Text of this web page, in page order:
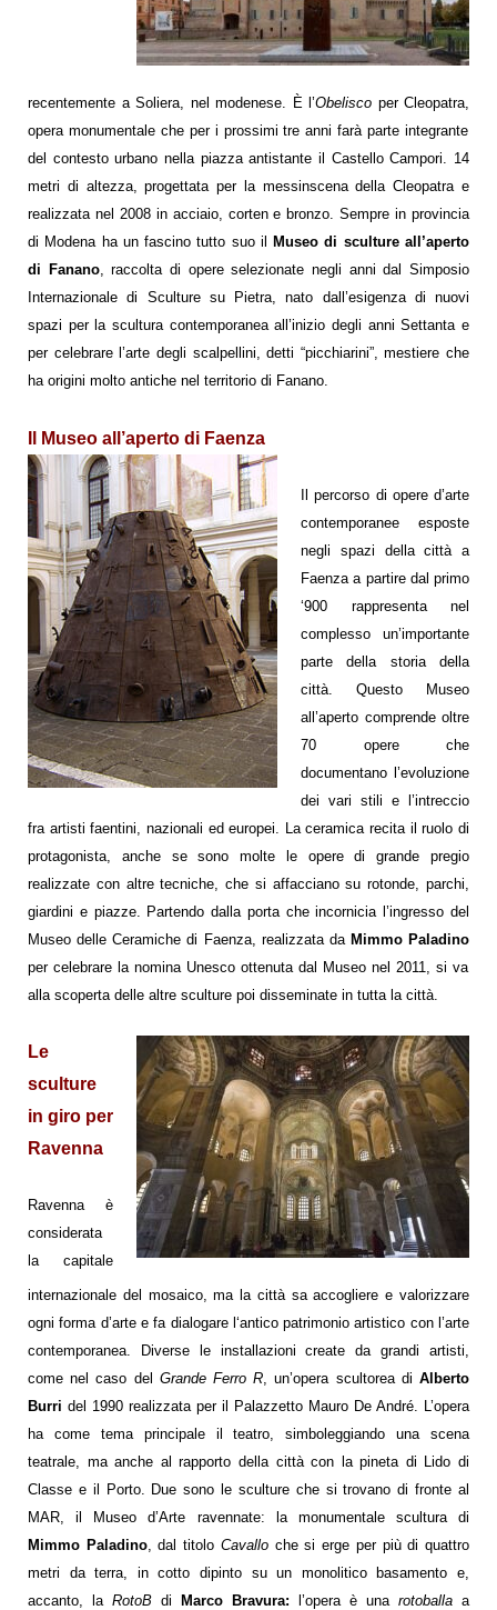
recentemente a Soliera, nel modenese. Èl’Obelisco per Cleopatra,
opera monumentale che per i prossimi tre anni farà parte integrante
del contesto urbano nella piazza antistante il Castello Campori. 14
metri di altezza, progettata per la messinscena della Cleopatra e
realizzata nel 2008 in acciaio, corten e bronzo.Sempre in provincia
di Modena ha un fascino tutto suo il
Museo di sculture all’aperto
di Fanano, raccolta di opere selezionate negli anni dal Simposio
Internazionale di Sculture su Pietra, nato dall’esigenza di nuovi
spazi per la scultura contemporanea all’inizio degli anni Settanta e
per celebrare l’arte degli scalpellini, detti “picchiarini”, mestiere che
ha origini molto antiche nel territorio di Fanano.
Il Museo all’aperto di Faenza
Il percorso di opere d’arte
contemporanee esposte
negli spazi della città a
Faenza a partire dal primo
‘900 rappresenta nel
complesso un’importante
parte della storia della
città. Questo Museo
all’aperto comprende oltre
70 opere che
documentano l’evoluzione
dei vari stili e l’intreccio
fra artisti faentini, nazionali ed europei. La ceramica recita il ruolo di
protagonista, anche se sono molte le opere di grande pregio
realizzate con altre tecniche, che si affacciano su rotonde, parchi,
giardini e piazze. Partendo dalla porta che incornicia l’ingresso del
Museo delle Ceramiche di Faenza, realizzata da Mimmo Paladino
per celebrare la nomina Unesco ottenuta dal Museo nel 2011, si va
alla scoperta delle altre sculture poi disseminate in tutta la città.
Le
sculture
in giro per
Ravenna
Ravenna è
considerata
la capitale
internazionale del mosaico, ma la città sa accogliere e valorizzare
ogni forma d’arte e fa dialogare l‘antico patrimonio artistico con l’arte
contemporanea. Diverse le installazioni create da grandi artisti,
come nel caso del Grande Ferro R un’opera scultorea diAlberto
Burri del 1990 realizzata per il Palazzetto Mauro De André. L’opera
ha come tema principale il teatro, simboleggiando una scena
teatrale, maanche al rapporto della città con la pineta di Lido di
Classe e il Porto.
Due sono le sculture che si trovano di fronte al
MAR, il
Museo d’Arte ravennate: la monumentale sculturadi
Mimmo Paladino, dal titolo Cavalloche si erge per più di quattro
metri da terra, in cotto dipinto su un monolitico basamento e,
accanto, la RotoB di Marco Bravura: ’opera è una rotoballa a